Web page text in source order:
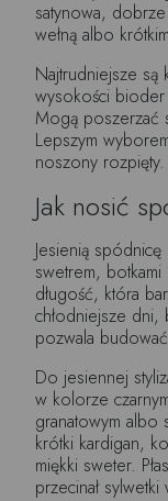
satynowa,
wełną albo
Najtrudniejsze są
wysokości
Mogą poszerzać
Lepszym
noszony rozpięty.
Jak nosić
Jesienią
swetrem,
długość, która
chłodniejsze
pozwala
Do jesiennej
w kolorze
granatowym
krótki kardigan,
miękki sweter.
przecinał